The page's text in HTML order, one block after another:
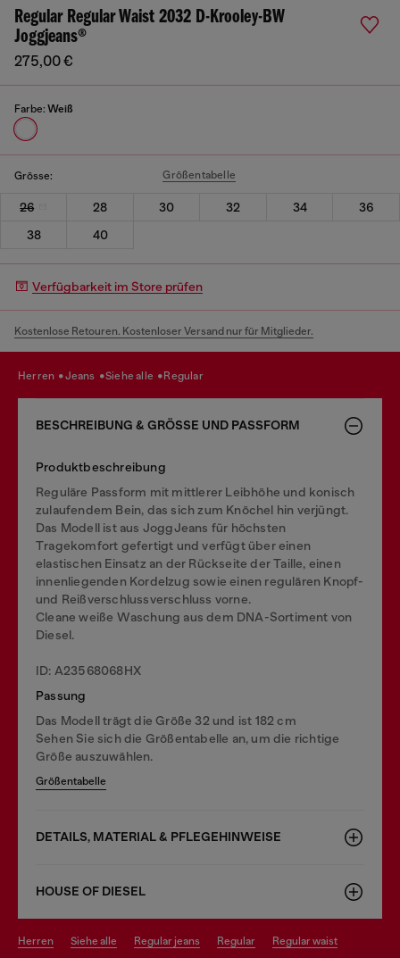
Regular Regular Waist 2032 D-Krooley-BW
Joggjeans®
275,00 €
Farbe: Weiß
Grösse: Größentabelle
26 28 30 32 34
36
38
40
Verfügbarkeit im Store prüfen
Kostenlose Retouren. Kostenloser Versand nur für Mitglieder.
herren jeans siehe alle regular
BESCHREIBUNG & GRÖSSE UND PASSFORM
Produktbeschreibung
Reguläre Passform mit mittlerer Leibhöhe und konisch
zulaufendem Bein, das sich zum Knöchel hin verjüngt.
Das Modell ist aus JoggJeans für höchsten
Tragekomfort gefertigt und verfügt über einen
elastischen Einsatz an der Rückseite der Taille, einen
innenliegenden Kordelzug sowie einen regulären Knopf-
und Reißverschlussverschluss vorne.
Cleane weiße Waschung aus dem DNA-Sortiment von
Diesel.
ID: A23568068HX
Passung
Das Modell trägt die Größe 32 und ist 182 cm
Sehen Sie sich die Größentabelle an, um die richtige
Größe auszuwählen.
Größentabelle
DETAILS, MATERIAL & PFLEGEHINWEISE
HOUSE OF DIESEL
herren siehe alle regular jeans regular regular waist